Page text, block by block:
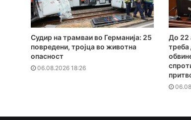
Судир на трамваи во Германија: 25
повредени, тројца во животна
опасност
06.08.2026 18:26
До 22
треба